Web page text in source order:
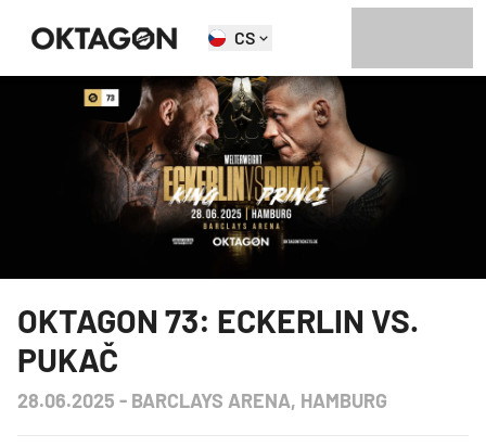
CS
OKTAGON 73: ECKERLIN VS.
PUKAČ
28.06.2025 - BARCLAYS ARENA, HAMBURG